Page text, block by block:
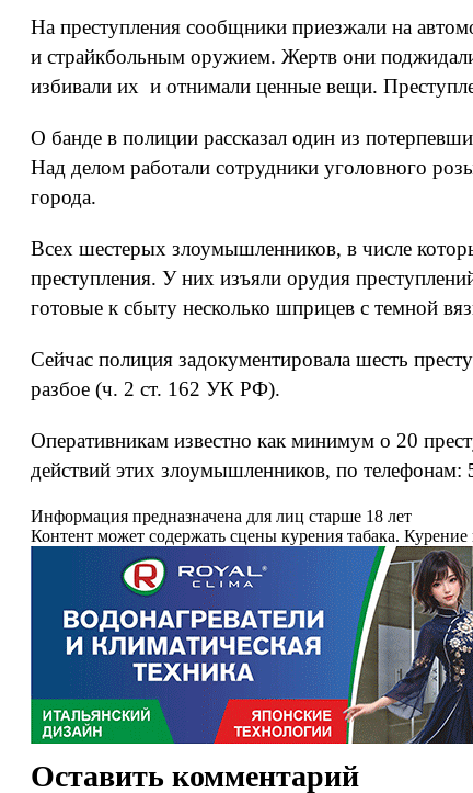
На преступления сообщники приезжали на
и страйкбольным оружием. Жертв они
избивали их и отнимали ценные вещи.
О банде в полиции рассказал один из
Над делом работали сотрудники уголовного
города.
Всех шестерых злоумышленников, в числе
преступления. У них изъяли орудия
готовые к сбыту несколько шприцев с темной
Сейчас полиция задокументировала шесть
разбое (ч. 2 ст. 162 УК РФ).
Оперативникам известно как минимум о 20
действий этих злоумышленников, по телефонам:
Информация предназначена для лиц старше 18 лет
Контент может содержать сцены курения табака. Курение
Оставить комментарий